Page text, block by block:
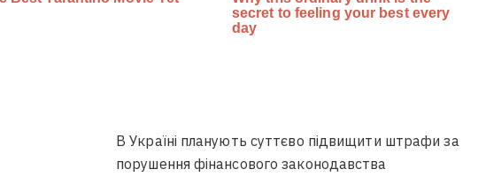
В Україні планують суттєво підвищити штрафи за
порушення фінансового законодавства